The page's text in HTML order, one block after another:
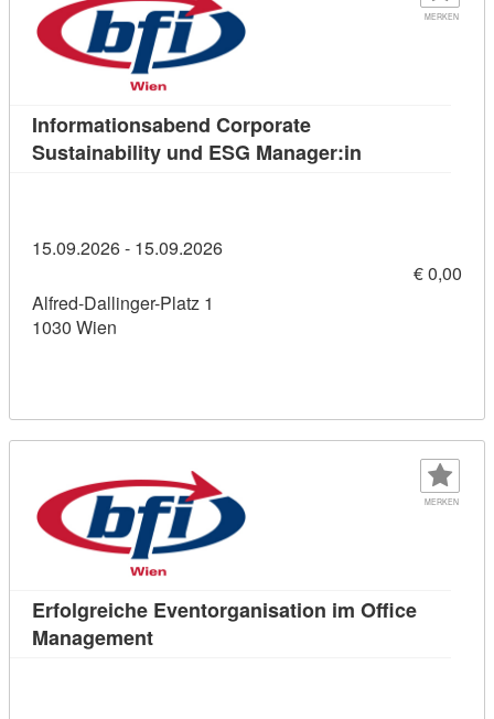
MERKEN
Informationsabend Corporate
Sustainability und ESG Manager:in
15.09.2026 - 15.09.2026
€ 0,00
Alfred-Dallinger-Platz 1
1030 Wien
MERKEN
Erfolgreiche Eventorganisation im Office
ManagementKursdetail: Erfolgreiche